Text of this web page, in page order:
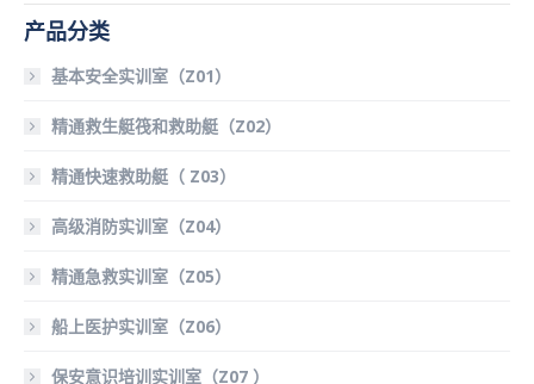
产品分类
基本安全实训室（Z01）
精通救生艇筏和救助艇（Z02）
精通快速救助艇（ Z03）
高级消防实训室（Z04）
精通急救实训室（Z05）
船上医护实训室（Z06）
保安意识培训实训室（Z07 ）